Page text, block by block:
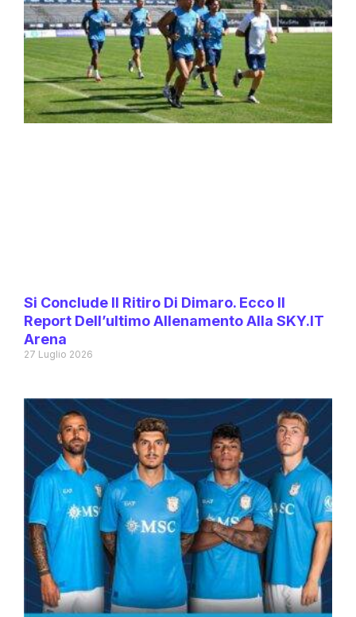
Si Conclude Il Ritiro Di Dimaro. Ecco Il
Report Dell’ultimo Allenamento Alla SKY.IT
Arena
27 Luglio 2026